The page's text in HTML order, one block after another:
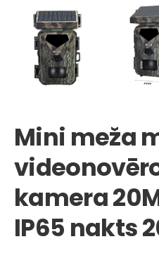
Mini meža
kamera
IP65 nakts